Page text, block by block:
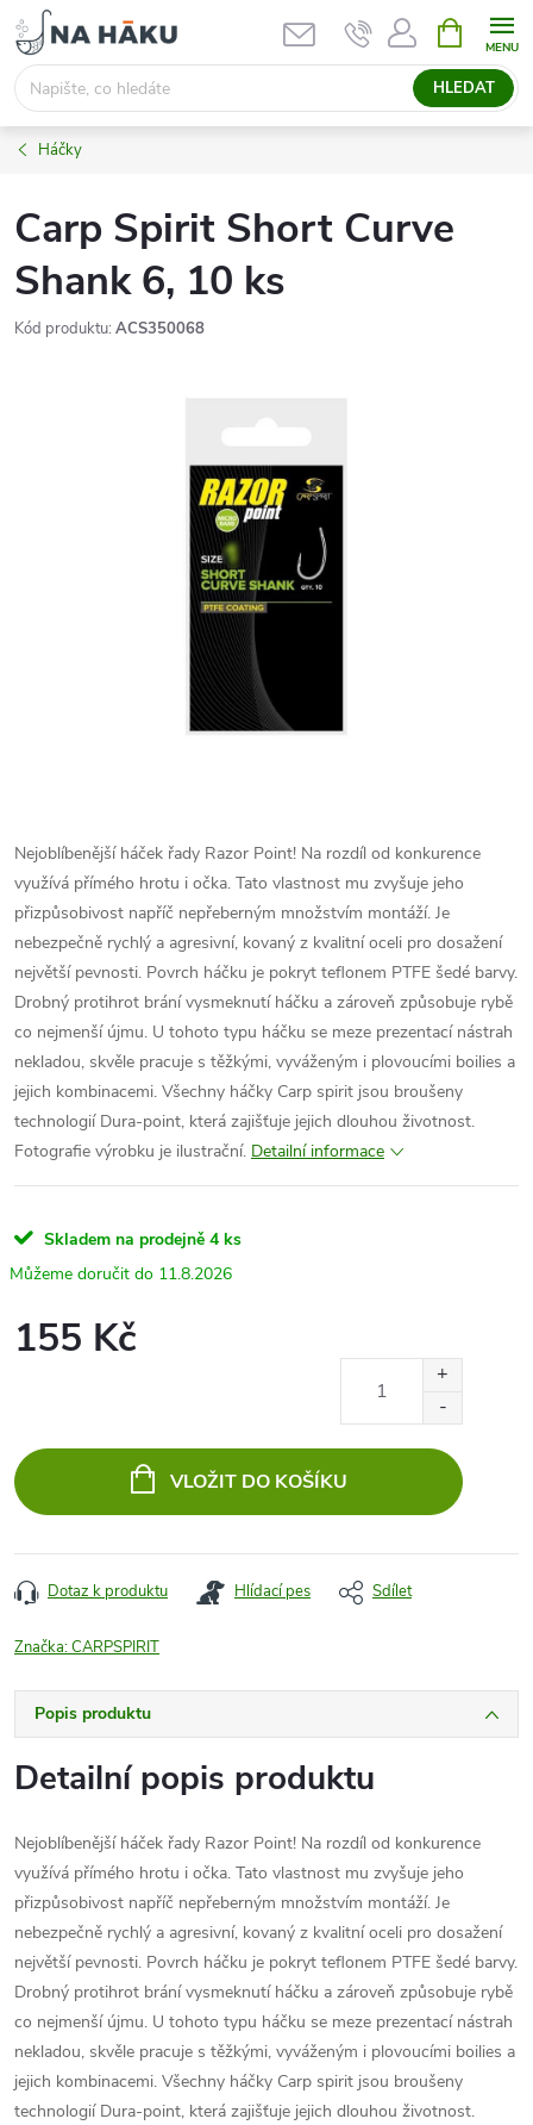
Přejít
na
obsah
HLEDAT
NÁKUPNÍ
KOŠÍK
Háčky
Carp Spirit Short Curve
Shank 6, 10 ks
Kód produktu: ACS350068
Nejoblíbenější háček řady Razor Point! Na rozdíl od konkurence
využívá přímého hrotu i očka. Tato vlastnost mu zvyšuje jeho
přizpůsobivost napříč nepřeberným množstvím montáží. Je
nebezpečně rychlý a agresivní, kovaný z kvalitní oceli pro dosažení
největší pevnosti. Povrch háčku je pokryt teflonem PTFE šedé barvy.
Drobný protihrot brání vysmeknutí háčku a zároveň způsobuje rybě
co nejmenší újmu. U tohoto typu háčku se meze prezentací nástrah
nekladou, skvěle pracuje s těžkými, vyváženým i plovoucími boilies a
jejich kombinacemi. Všechny háčky Carp spirit jsou broušeny
technologií Dura-point, která zajišťuje jejich dlouhou životnost.
Fotografie výrobku je ilustrační. Detailní informace
Skladem na prodejně 4 ks
11.8.2026
155 Kč
VLOŽIT DO KOŠÍKU
Dotaz k produktu Hlídací pes Sdílet
Značka:CARPSPIRIT
Popis produktu
Detailní popis produktu
Nejoblíbenější háček řady Razor Point! Na rozdíl od konkurence
využívá přímého hrotu i očka. Tato vlastnost mu zvyšuje jeho
přizpůsobivost napříč nepřeberným množstvím montáží. Je
nebezpečně rychlý a agresivní, kovaný z kvalitní oceli pro dosažení
největší pevnosti. Povrch háčku je pokryt teflonem PTFE šedé barvy.
Drobný protihrot brání vysmeknutí háčku a zároveň způsobuje rybě
co nejmenší újmu. U tohoto typu háčku se meze prezentací nástrah
nekladou, skvěle pracuje s těžkými, vyváženým i plovoucími boilies a
jejich kombinacemi. Všechny háčky Carp spirit jsou broušeny
technologií Dura-point, která zajišťuje jejich dlouhou životnost.